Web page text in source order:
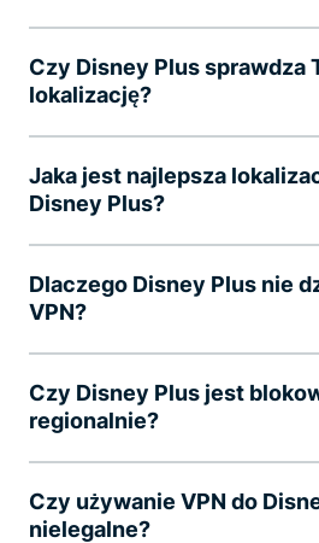
Czy Disney Plus sprawdza
lokalizację?
Jaka jest najlepsza
Disney Plus?
Dlaczego Disney Plus nie
VPN?
Czy Disney Plus jest
regionalnie?
Czy używanie VPN do
nielegalne?